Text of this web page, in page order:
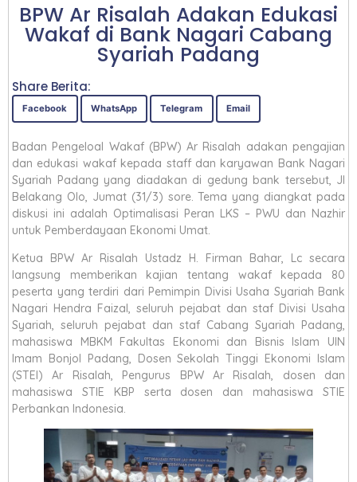
BPW Ar Risalah Adakan Edukasi
Wakaf di Bank Nagari Cabang
Syariah Padang
Share Berita:
Facebook WhatsApp Telegram Email
Badan Pengeloal Wakaf (BPW) Ar Risalah adakan pengajian
dan edukasi wakaf kepada staff dan karyawan Bank Nagari
Syariah Padang yang diadakan di gedung bank tersebut, Jl
Belakang Olo, Jumat (31/3) sore. Tema yang diangkat pada
diskusi ini adalah Optimalisasi Peran LKS – PWU dan Nazhir
untuk Pemberdayaan Ekonomi Umat.
Ketua BPW Ar Risalah Ustadz H. Firman Bahar, Lc secara
langsung memberikan kajian tentang wakaf kepada 80
peserta yang terdiri dari Pemimpin Divisi Usaha Syariah Bank
Nagari Hendra Faizal, seluruh pejabat dan staf Divisi Usaha
Syariah, seluruh pejabat dan staf Cabang Syariah Padang,
mahasiswa MBKM Fakultas Ekonomi dan Bisnis Islam UIN
Imam Bonjol Padang, Dosen Sekolah Tinggi Ekonomi Islam
(STEI) Ar Risalah, Pengurus BPW Ar Risalah, dosen dan
mahasiswa STIE KBP serta dosen dan mahasiswa STIE
Perbankan Indonesia.